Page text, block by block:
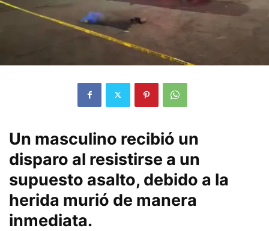
Un masculino recibió un
disparo al resistirse a un
supuesto asalto, debido a la
herida murió de manera
inmediata.